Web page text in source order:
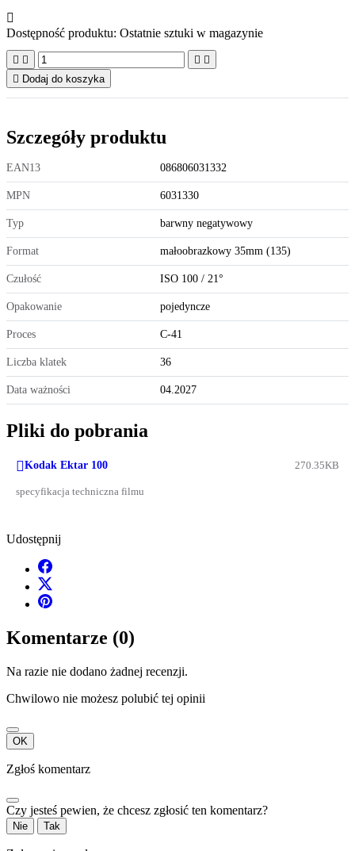

Dostępność produktu: Ostatnie sztuki w magazynie
   
 Dodaj do koszyka
Szczegóły produktu
EAN13 086806031332
MPN 6031330
Typ barwny negatywowy
Format małoobrazkowy 35mm (135)
Czułość ISO 100 / 21°
Opakowanie pojedyncze
Proces C-41
Liczba klatek 36
Data ważności 04.2027
Pliki do pobrania
Kodak Ektar 100 270.35KB
specyfikacja techniczna filmu
Udostępnij
Komentarze (0)
Na razie nie dodano żadnej recenzji.
Chwilowo nie możesz polubić tej opinii
OK
Zgłoś komentarz
Czy jesteś pewien, że chcesz zgłosić ten komentarz?
Nie Tak